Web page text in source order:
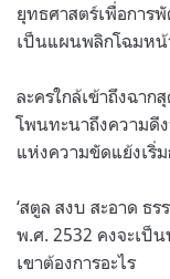
ยุทธศาสตร์เพื่อการ
เป็นแผนพลิกโฉมหน้
ละครใกล้เข้าถึงฉาก
โพนทะนาถึงความดี
แห่งความขัดแย้งเริ่
‘สตูล สงบ สะอาด ธ
พ.ศ. 2532 คงจะเป็
เขาต้องการอะไร